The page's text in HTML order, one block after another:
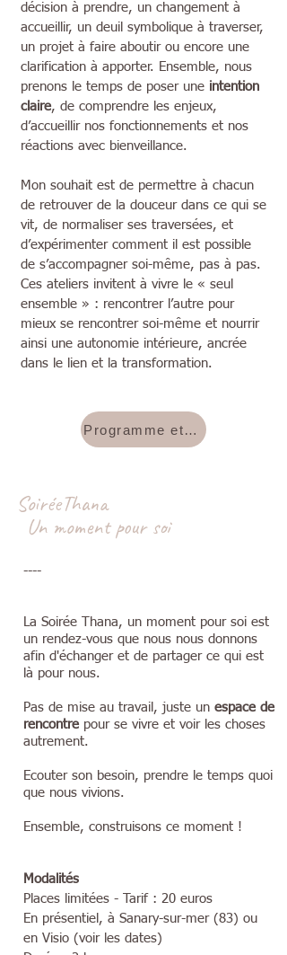
décision à prendre, un changement à
accueillir, un deuil symbolique à traverser,
un projet à faire aboutir ou encore une
clarification à apporter. Ensemble, nous
prenons le temps de poser une intention
claire, de comprendre les enjeux,
d’accueillir nos fonctionnements et nos
réactions avec bienveillance.
Mon souhait est de permettre à chacun
de retrouver de la douceur dans ce qui se
vit, de normaliser ses traversées, et
d’expérimenter comment il est possible
de s’accompagner soi-même, pas à pas.
Ces ateliers invitent à vivre le « seul
ensemble » : rencontrer l’autre pour
mieux se rencontrer soi-même et nourrir
ainsi une autonomie intérieure, ancrée
dans le lien et la transformation.
Programme et modalités
SoiréeThana
Un moment pour soi
----
La Soirée Thana, un moment pour soi est
un rendez-vous que nous nous donnons
afin d'échanger et de partager ce qui est
là pour nous.
Pas de mise au travail, juste un espace de
rencontre pour se vivre et voir les choses
autrement.
Ecouter son besoin, prendre le temps quoi
que nous vivions.
Ensemble, construisons ce moment !
Modalités
Places limitées - Tarif : 20 euros
En présentiel, à Sanary-sur-mer (83) ou
en Visio (voir les dates)